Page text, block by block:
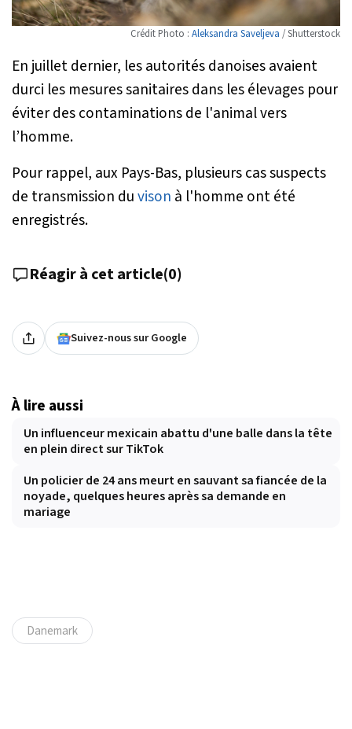
Crédit Photo : Aleksandra Saveljeva / Shutterstock
En juillet dernier, les autorités danoises avaient
durci les mesures sanitaires dans les élevages pour
éviter des contaminations de l'animal vers
l’homme.
Pour rappel, aux Pays-Bas, plusieurs cas suspects
de transmission duvison à l'homme ont été
enregistrés.
Réagir à cet article(0)
Suivez-nous sur Google
À lire aussi
Un influenceur mexicain abattu d'une balle dans la tête
en plein direct sur TikTok
Un policier de 24 ans meurt en sauvant sa fiancée de la
noyade, quelques heures après sa demande en
mariage
Danemark